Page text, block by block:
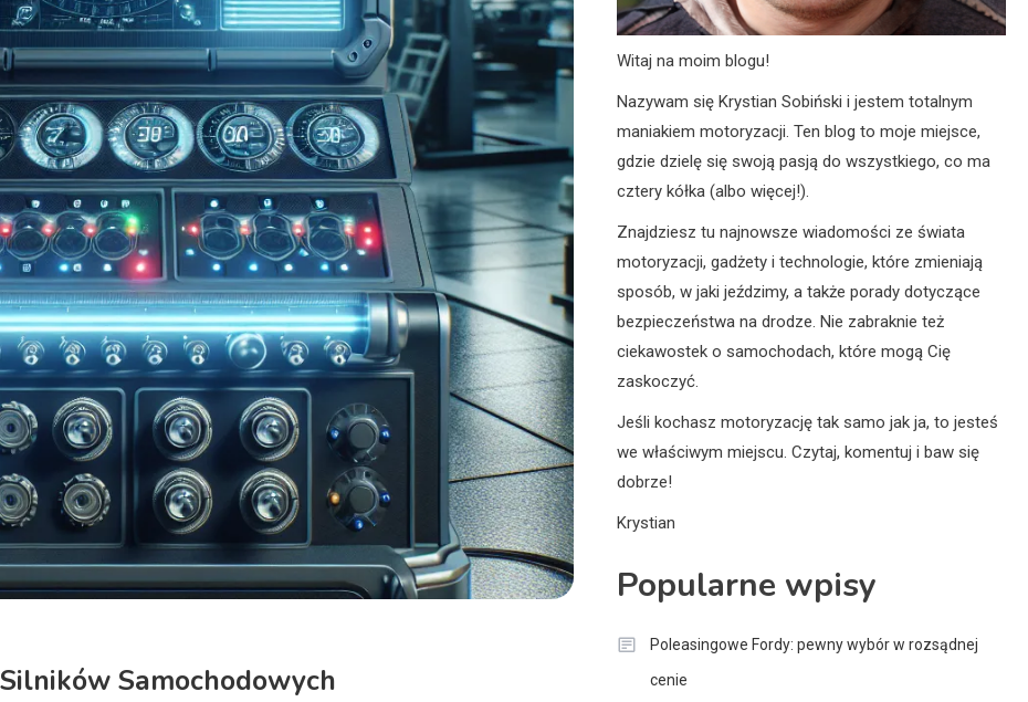
Samochodowych
Witaj na moim blogu!
Nazywam się Krystian Sobiński i jestem totalnym
maniakiem motoryzacji. Ten blog to moje miejsce,
gdzie dzielę się swoją pasją do wszystkiego, co ma
cztery kółka (albo więcej!).
Znajdziesz tu najnowsze wiadomości ze świata
motoryzacji, gadżety i technologie, które zmieniają
sposób, w jaki jeździmy, a także porady dotyczące
bezpieczeństwa na drodze. Nie zabraknie też
ciekawostek o samochodach, które mogą Cię
zaskoczyć.
Jeśli kochasz motoryzację tak samo jak ja, to jesteś
we właściwym miejscu. Czytaj, komentuj i baw się
dobrze!
Krystian
Popularne wpisy
Poleasingowe Fordy: pewny wybór w rozsądnej
cenie